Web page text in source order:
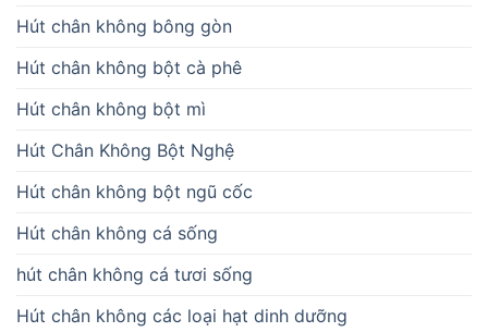
Hút chân không bông gòn
Hút chân không bột cà phê
Hút chân không bột mì
Hút Chân Không Bột Nghệ
Hút chân không bột ngũ cốc
Hút chân không cá sống
hút chân không cá tươi sống
Hút chân không các loại hạt dinh dưỡng